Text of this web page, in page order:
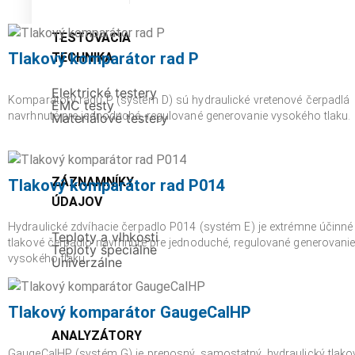
TESTOVACIA
TECHNIKA
Elektrické testery
EMC testy
Materiálové testery
ZÁZNAMNÍKY
ÚDAJOV
Teploty a vlhkosti
Teploty špeciálne
Univerzálne
ANALYZÁTORY
Tlakový komparátor rad P
Komparátory radu P (systém D) sú hydraulické vretenové čerpadlá
navrhnuté pre jednoduché, regulované generovanie vysokého tlaku.
Tlakový komparátor rad P014
Hydraulické zdvíhacie čerpadlo P014 (systém E) je extrémne účinné
tlakové čerpadlo navrhnuté pre jednoduché, regulované generovanie
vysokého tlaku.
Tlakový komparátor GaugeCalHP